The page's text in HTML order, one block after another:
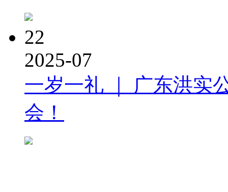
22
2025-07
一岁一礼 ｜ 广东洪实
会！